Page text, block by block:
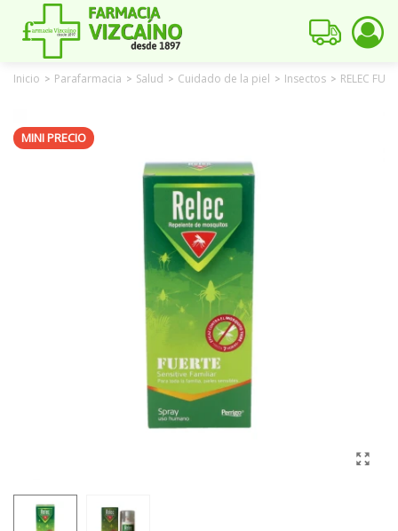
Inicio > Parafarmacia > Salud > Cuidado de la piel > Insectos > RELEC
MINI PRECIO